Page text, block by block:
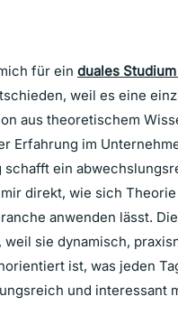
für ein duales Studium
weil es eine
aus theoretischem
Erfahrung im
schafft ein
direkt, wie sich
anwenden lässt.
sie dynamisch,
ist, was jeden
und interessant